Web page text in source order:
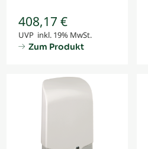
408,17 €
UVP inkl. 19% MwSt.
Zum Produkt